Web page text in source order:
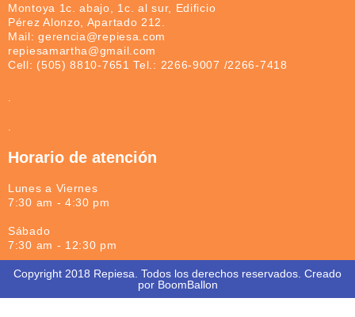
Montoya 1c. abajo, 1c. al sur, Edificio
Pérez Alonzo, Apartado 212.
Mail: gerencia@repiesa.com
repiesamartha@gmail.com
Cell: (505) 8810-7651 Tel.: 2266-9007 /2266-7418
Horario de atención
Lunes a Viernes
7:30 am - 4:30 pm
Sábado
7:30 am - 12:30 pm
Copyright 2018 Repiesa. Todos los derechos reservados. Creado
por BoomBallon